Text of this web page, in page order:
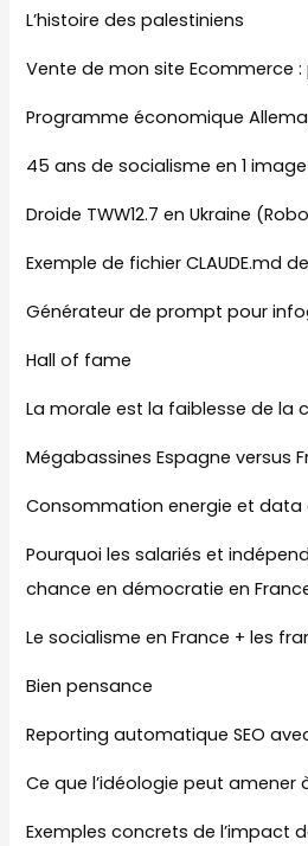
L’histoire des palestiniens
Vente de mon site Ecommerce
Programme économique
45 ans de socialisme en 1 image
Droide TWW12.7 en Ukraine
Exemple de fichier CLAUDE.md
Générateur de prompt pour
Hall of fame
La morale est la faiblesse de la
Mégabassines Espagne versus
Consommation energie et data
Pourquoi les salariés et
chance en démocratie en
Le socialisme en France + les
Bien pensance
Reporting automatique SEO
Ce que l’idéologie peut amener
Exemples concrets de l’impact